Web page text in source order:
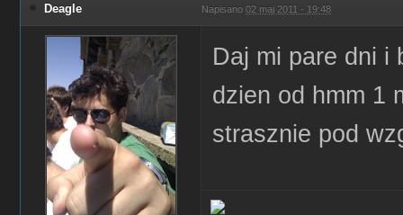
Deagle Napisano 02 maj 2011 - 19:48
Daj mi pare dni i
dzien od hmm 1
strasznie pod